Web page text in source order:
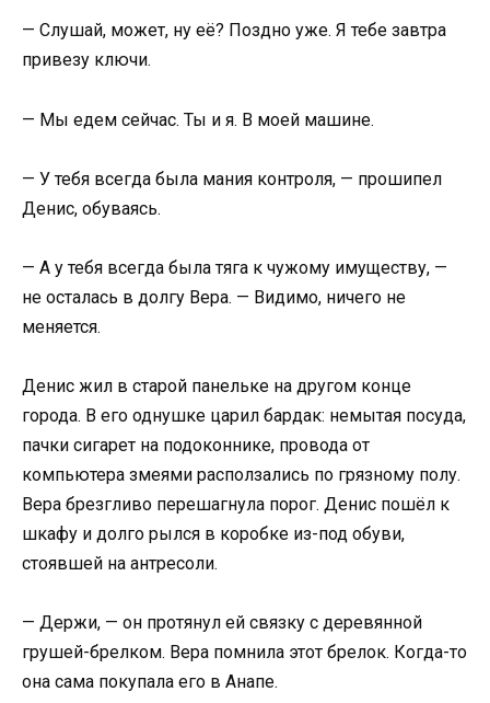
— Слушай, может, ну её? Поздно уже. Я тебе завтра
привезу ключи.
— Мы едем сейчас. Ты и я. В моей машине.
— У тебя всегда была мания контроля, — прошипел
Денис, обуваясь.
— А у тебя всегда была тяга к чужому имуществу, —
не осталась в долгу Вера. — Видимо, ничего не
меняется.
Денис жил в старой панельке на другом конце
города. В его однушке царил бардак: немытая посуда,
пачки сигарет на подоконнике, провода от
компьютера змеями расползались по грязному полу.
Вера брезгливо перешагнула порог. Денис пошёл к
шкафу и долго рылся в коробке из-под обуви,
стоявшей на антресоли.
— Держи, — он протянул ей связку с деревянной
грушей-брелком. Вера помнила этот брелок. Когда-то
она сама покупала его в Анапе.